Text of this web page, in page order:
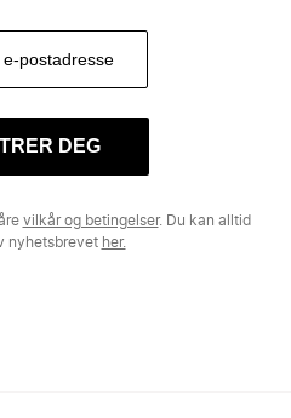
DEG
vilkår og betingelser. Du kan alltid
nyhetsbrevet her.